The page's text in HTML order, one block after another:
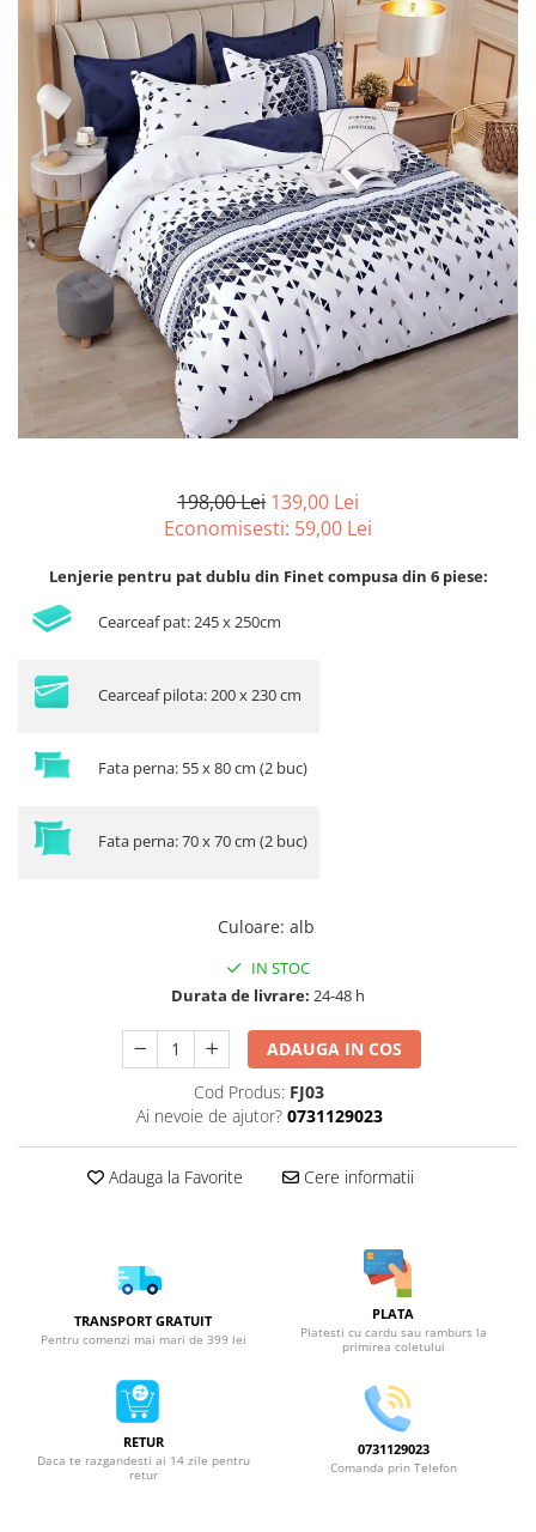
Lenjerii de pat Bumbac Poplin
Lenjerii de pat Catifea
Lenjerii de pat Damasc
Lenjerii de pat Finet + 2 Draperii
Lenjerii de pat Finet cu PLIURI
Lenjerii de pat finet Home
Lenjerii de pat Saten 4 piese cu
elastic
198,00 Lei 139,00 Lei
Economisesti: 59,00 Lei
Lenjerie pentru pat dublu din Finet compusa din 6 piese:
Cearceaf pat: 245 x 250cm
Cearceaf pilota: 200 x 230 cm
Fata perna: 55 x 80 cm (2 buc)
Fata perna: 70 x 70 cm (2 buc)
Culoare: alb
IN STOC
Durata de livrare: 24-48 h
ADAUGA IN COS
Cod Produs: FJ03
Ai nevoie de ajutor? 0731129023
Adauga la Favorite Cere informatii
TRANSPORT GRATUIT
Pentru comenzi mai mari de 399 lei
PLATA
Platesti cu cardu sau ramburs la
primirea coletului
RETUR
Daca te razgandesti ai 14 zile pentru
retur
0731129023
Comanda prin Telefon